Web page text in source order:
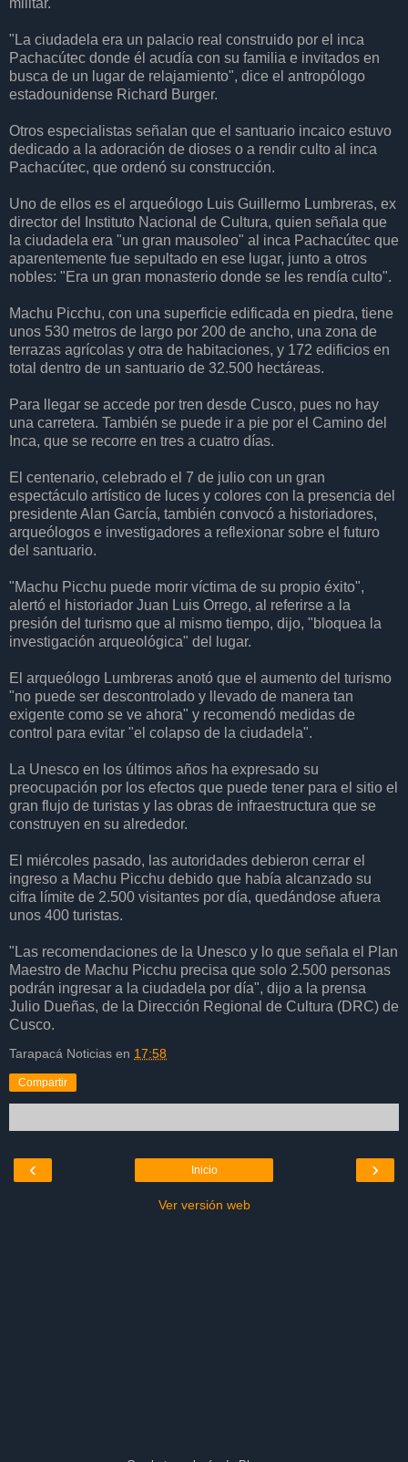
"La ciudadela era un palacio real construido por el inca
Pachacútec donde él acudía con su familia e invitados en
busca de un lugar de relajamiento", dice el antropólogo
estadounidense Richard Burger.
Otros especialistas señalan que el santuario incaico estuvo
dedicado a la adoración de dioses o a rendir culto al inca
Pachacútec, que ordenó su construcción.
Uno de ellos es el arqueólogo Luis Guillermo Lumbreras, ex
director del Instituto Nacional de Cultura, quien señala que
la ciudadela era "un gran mausoleo" al inca Pachacútec que
aparentemente fue sepultado en ese lugar, junto a otros
nobles: "Era un gran monasterio donde se les rendía culto".
Machu Picchu, con una superficie edificada en piedra, tiene
unos 530 metros de largo por 200 de ancho, una zona de
terrazas agrícolas y otra de habitaciones, y 172 edificios en
total dentro de un santuario de 32.500 hectáreas.
Para llegar se accede por tren desde Cusco, pues no hay
una carretera. También se puede ir a pie por el Camino del
Inca, que se recorre en tres a cuatro días.
El centenario, celebrado el 7 de julio con un gran
espectáculo artístico de luces y colores con la presencia del
presidente Alan García, también convocó a historiadores,
arqueólogos e investigadores a reflexionar sobre el futuro
del santuario.
"Machu Picchu puede morir víctima de su propio éxito",
alertó el historiador Juan Luis Orrego, al referirse a la
presión del turismo que al mismo tiempo, dijo, "bloquea la
investigación arqueológica" del lugar.
El arqueólogo Lumbreras anotó que el aumento del turismo
"no puede ser descontrolado y llevado de manera tan
exigente como se ve ahora" y recomendó medidas de
control para evitar "el colapso de la ciudadela".
La Unesco en los últimos años ha expresado su
preocupación por los efectos que puede tener para el sitio el
gran flujo de turistas y las obras de infraestructura que se
construyen en su alrededor.
El miércoles pasado, las autoridades debieron cerrar el
ingreso a Machu Picchu debido que había alcanzado su
cifra límite de 2.500 visitantes por día, quedándose afuera
unos 400 turistas.
"Las recomendaciones de la Unesco y lo que señala el Plan
Maestro de Machu Picchu precisa que solo 2.500 personas
podrán ingresar a la ciudadela por día", dijo a la prensa
Julio Dueñas, de la Dirección Regional de Cultura (DRC) de
Cusco.
Tarapacá Noticias en 17:58
Compartir
‹ ›
Inicio
Ver versión web